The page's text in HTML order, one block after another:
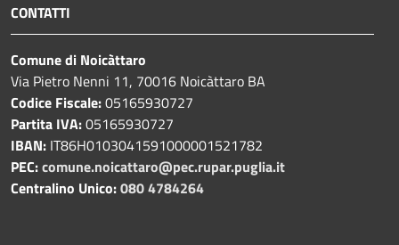
CONTATTI
Comune di Noicàttaro
Via Pietro Nenni 11, 70016 Noicàttaro BA
Codice Fiscale:05165930727
Partita IVA:05165930727
IBAN: IT86H0103041591000001521782
PEC:comune.noicattaro@pec.rupar.puglia.it
Centralino Unico:080 4784264